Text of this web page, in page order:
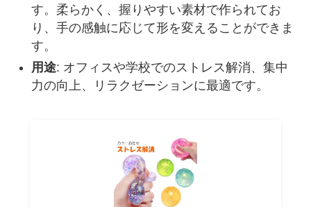
す。柔らかく、握りやすい素材で作られてお
り、手の感触に応じて形を変えることができま
す。
用途: オフィスや学校でのストレス解消、集中
力の向上、リラクゼーションに最適です。